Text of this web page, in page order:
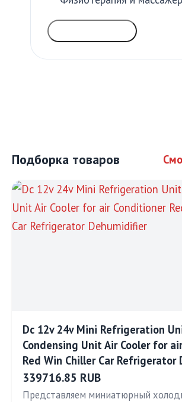
Подборка товаров
Dc 12v 24v Mini Refrigeration
Condensing Unit Air Cooler for
Red Win Chiller Car Refrigerator
339716.85 RUB
Представляем миниатюрный